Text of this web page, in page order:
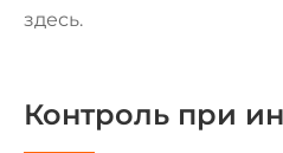
здесь.
Контроль при